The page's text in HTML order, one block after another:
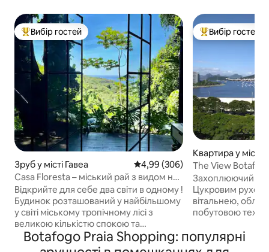
Топ вибір гостей
Вибір гостей
Зруб у місті Гавеа Середня оцінка: 4,99 з 5,
4,99 (306)
Casa Floresta – міський рай з видом на
океан
Відкрийте для себе два світи в одному !
Будинок розташований у найбільшому
у світі міському тропічному лісі з
великою кількістю спокою та
захоплюючим видом на море
Леблона. З іншого боку, ви будете в 2
Топ вибір гостей
Вибір гостей
Квартира у місті
The View
Захоплюючий
Цукровим рухом.
вітальнею,
побутовою
комора; ванна
кондиціонером,
Botafogo Praia Shopping: популярні